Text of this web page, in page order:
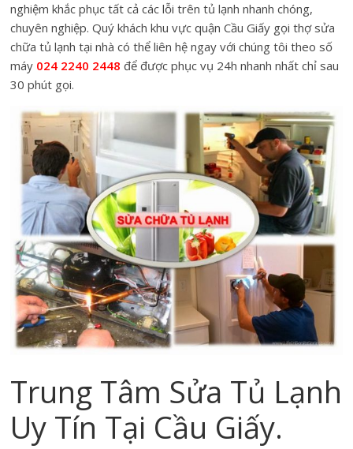
nghiệm khắc phục tất cả các lỗi trên tủ lạnh nhanh chóng,
chuyên nghiệp. Quý khách khu vực quận Cầu Giấy gọi thợ sửa
chữa tủ lạnh tại nhà có thể liên hệ ngay với chúng tôi theo số
máy 024 2240 2448 để được phục vụ 24h nhanh nhất chỉ sau
30 phút gọi.
Trung Tâm Sửa Tủ Lạnh
Uy Tín Tại Cầu Giấy.